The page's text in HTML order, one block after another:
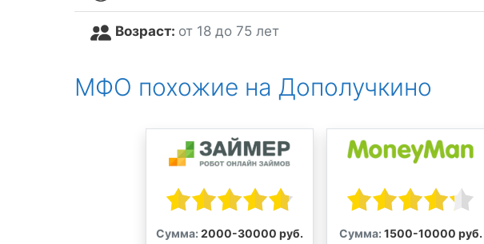
Возраст: от 18 до 75 лет
МФО похожие на Дополучкино
Сумма: 2000-30000 руб. Сумма: 1500-10000 руб.